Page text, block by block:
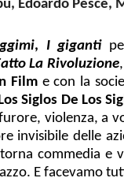
Edoardo Pesce,
, I giganti
La Rivoluzione
Film e con la
Siglos De Los
violenza, a
invisibile delle
commedia
E facevamo